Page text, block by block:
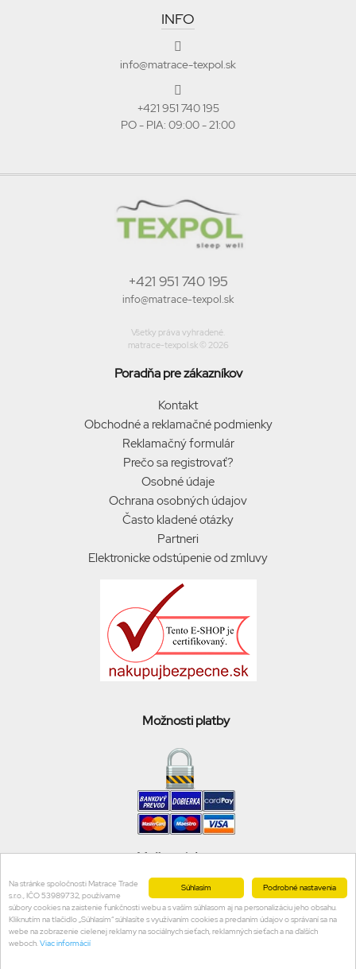
Podrobné nastavenia
Súhlasím
Na stránke spoločnosti Matrace Trade
s.r.o., IČO 53989732, používame
súbory cookies na zaistenie funkčnosti webu a s vaším súhlasom aj na personalizáciu jeho obsahu.
Kliknutím na tlačidlo „Súhlasím“ súhlasíte s využívaním cookies a predaním údajov o správaní sa na
webe na zobrazenie cielenej reklamy na sociálnych sieťach, reklamných sieťach a na ďalších
weboch.Viac informácií
INFO
info@matrace-texpol.sk
+421 951 740 195
PO - PIA: 09:00 - 21:00
+421 951 740 195
info@matrace-texpol.sk
Všetky práva vyhradené.
matrace-texpol.sk © 2026
Poradňa pre zákazníkov
Kontakt
Obchodné a reklamačné podmienky
Reklamačný formulár
Prečo sa registrovať?
Osobné údaje
Ochrana osobných údajov
Často kladené otázky
Partneri
Elektronicke odstúpenie od zmluvy
Možnosti platby
Možnosti dopravy